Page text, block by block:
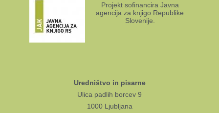
Projekt sofinancira Javna
agencija za knjigo Republike
Slovenije.
Uredništvo in pisarne
Ulica padlih borcev 9
1000 Ljubljana